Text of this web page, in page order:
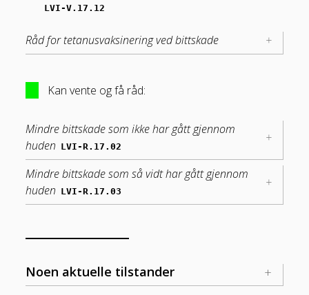
LVI-V.17.12
Råd for tetanusvaksinering ved bittskade
Kan vente og få råd:
Mindre bittskade som ikke har gått gjennom
huden LVI-R.17.02
Mindre bittskade som så vidt har gått gjennom
huden LVI-R.17.03
Noen aktuelle tilstander